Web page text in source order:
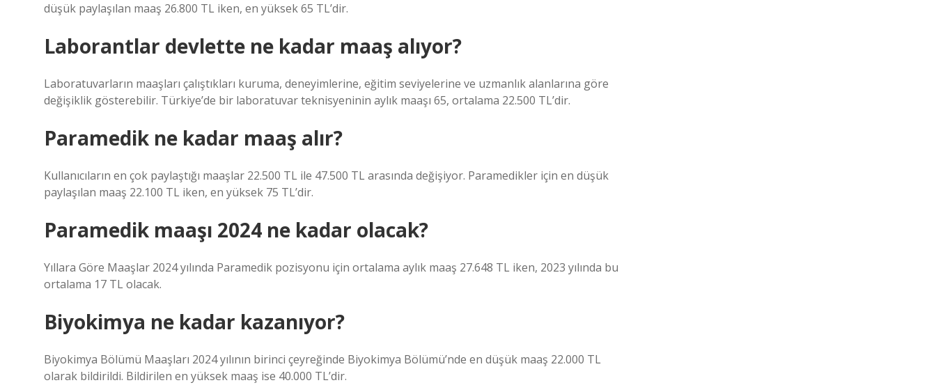
düşük paylaşılan maaş 26.800 TL iken, en yüksek 65 TL’dir.
Laborantlar devlette ne kadar maaş alıyor?
Laboratuvarların maaşları çalıştıkları kuruma, deneyimlerine, eğitim seviyelerine ve uzmanlık alanlarına göre
değişiklik gösterebilir. Türkiye’de bir laboratuvar teknisyeninin aylık maaşı 65, ortalama 22.500 TL’dir.
Paramedik ne kadar maaş alır?
Kullanıcıların en çok paylaştığı maaşlar 22.500 TL ile 47.500 TL arasında değişiyor. Paramedikler için en düşük
paylaşılan maaş 22.100 TL iken, en yüksek 75 TL’dir.
Paramedik maaşı 2024 ne kadar olacak?
Yıllara Göre Maaşlar 2024 yılında Paramedik pozisyonu için ortalama aylık maaş 27.648 TL iken, 2023 yılında bu
ortalama 17 TL olacak.
Biyokimya ne kadar kazanıyor?
Biyokimya Bölümü Maaşları 2024 yılının birinci çeyreğinde Biyokimya Bölümü’nde en düşük maaş 22.000 TL
olarak bildirildi. Bildirilen en yüksek maaş ise 40.000 TL’dir.